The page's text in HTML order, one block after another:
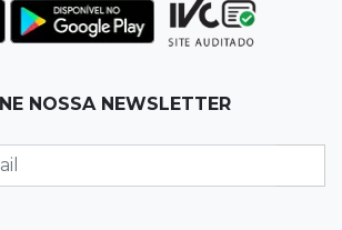
Bragantino por 2 a 0 e sobe
Belmiro
NOSSA NEWSLETTER